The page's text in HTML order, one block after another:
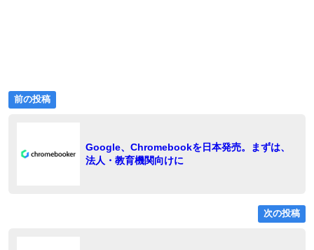
投
ナ
前の投稿
の
Google、Chromebookを日本発売。まずは、
法人・教育機関向けに
次の投稿